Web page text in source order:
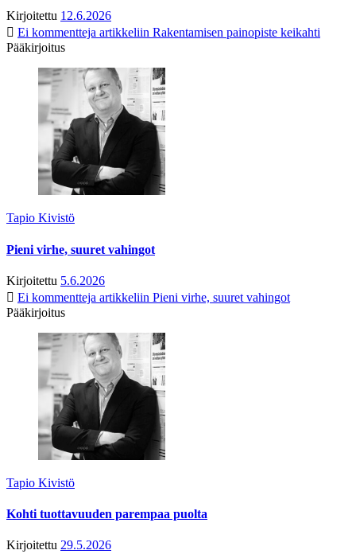
Kirjoitettu 12.6.2026
Ei kommentteja artikkeliin Rakentamisen painopiste keikahti
Pääkirjoitus
Tapio Kivistö
Pieni virhe, suuret vahingot
Kirjoitettu 5.6.2026
Ei kommentteja artikkeliin Pieni virhe, suuret vahingot
Pääkirjoitus
Tapio Kivistö
Kohti tuottavuuden parempaa puolta
Kirjoitettu 29.5.2026